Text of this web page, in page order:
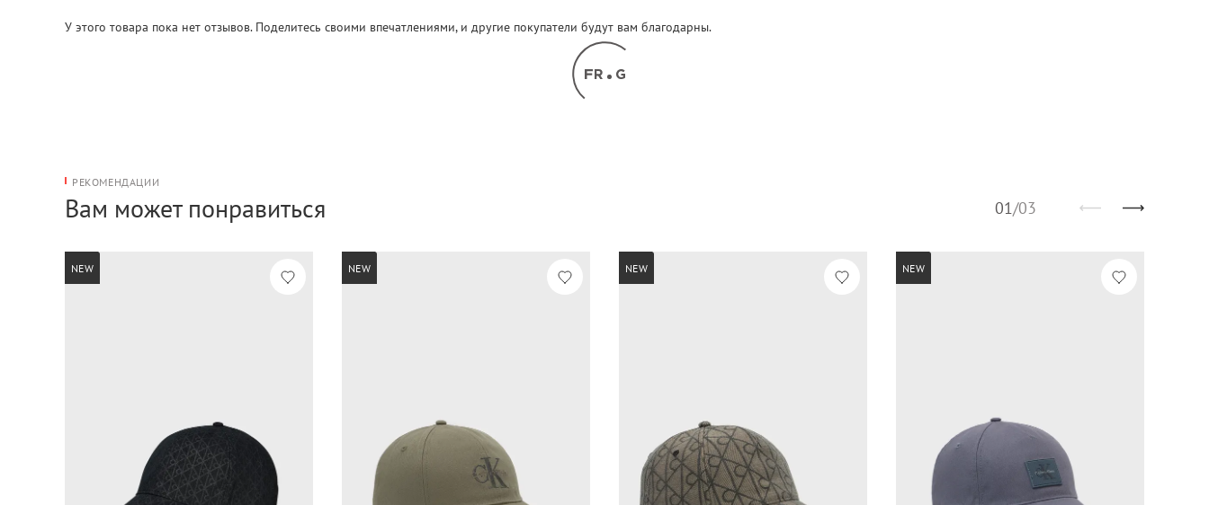
У этого товара пока нет отзывов. Поделитесь своими впечатлениями, и другие покупатели будут вам благодарны.
РЕКОМЕНДАЦИИ
Вам может понравиться 01/03
NEW NEW NEW NEW